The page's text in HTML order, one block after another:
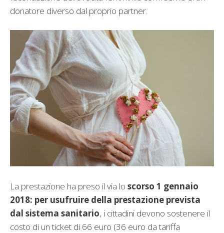
donatore diverso dal proprio partner.
La prestazione ha preso il via lo scorso 1 gennaio
2018: per usufruire della prestazione prevista
dal sistema sanitario, i cittadini devono sostenere il
costo di un ticket di 66 euro (36 euro da tariffa